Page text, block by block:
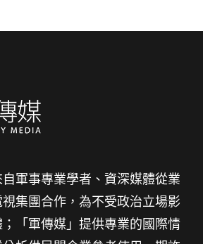
自軍事專業學者、資深媒體從業
集團合作，為不受政治立場影
「軍傳媒」提供專業的國際情